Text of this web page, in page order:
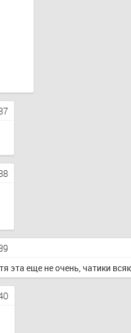
эта еще не очень, чатики